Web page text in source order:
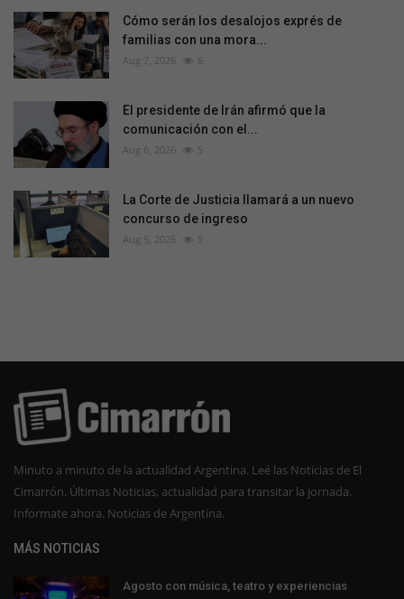
Cómo serán los desalojos exprés de
familias con una mora...
Aug 7, 2026 6
El presidente de Irán afirmó que la
comunicación con el...
Aug 6, 2026 5
La Corte de Justicia llamará a un nuevo
concurso de ingreso
Aug 5, 2026 9
Minuto a minuto de la actualidad Argentina. Leé las Noticias de El
Cimarrón. Últimas Noticias, actualidad para transitar la jornada.
Informate ahora. Noticias de Argentina.
MÁS NOTICIAS
Agosto con música, teatro y experiencias